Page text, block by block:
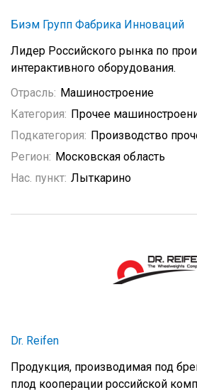
Биэм Групп Фабрика Инноваций
Лидер Российского рынка по
интерактивного оборудования.
Отрасль: Машиностроение
Категория: Прочее
Подкатегория: Производство
Регион: Московская область
Нас. пункт: Лыткарино
Dr. Reifen
Продукция, производимая под
плод кооперации российской